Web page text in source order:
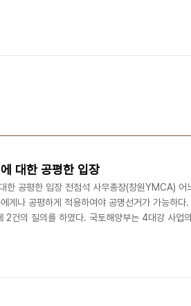
대한 공평한 입장
한 공평한 입장 전점석 사무총장(창원YMCA) 어
게나 공평하게 적용하여야 공명선거가 가능하
2건의 질의를 하였다. 국토해양부는 4대강 사업
판, 버스 등의 수단을 활용하고 홍보물은 브로슈
한 홍보물을 지역주민, 관내 유관기관, 다중시